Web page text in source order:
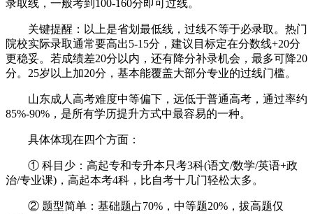
录取线，一般考到100-160分即可过线。
关键提醒：以上是省划最低线，过线不等于必录取。热门
院校实际录取通常要高出5-15分，建议目标定在分数线+20分
更稳妥。若成绩差20分以内，还有降分补录机会，最多可降20
分。25岁以上加20分，基本能覆盖大部分专业的过线门槛。
山东成人高考难度中等偏下，远低于普通高考，通过率约
85%-90%，是所有学历提升方式中最容易的一种。
具体体现在四个方面：
① 科目少：高起专和专升本只考3科(语文/数学/英语+政
治/专业课)，高起本考4科，比自考十几门轻松太多。
② 题型简单：基础题占70%，中等题20%，拔高题仅